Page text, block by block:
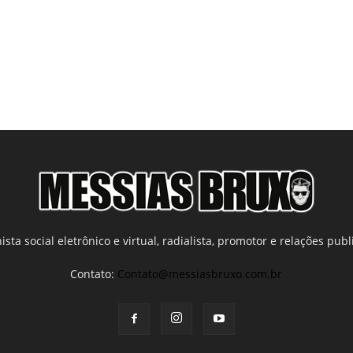
social eletrônico e virtual, radialista, promotor e relações
Contato: Contato@messiasbruxo.com.br